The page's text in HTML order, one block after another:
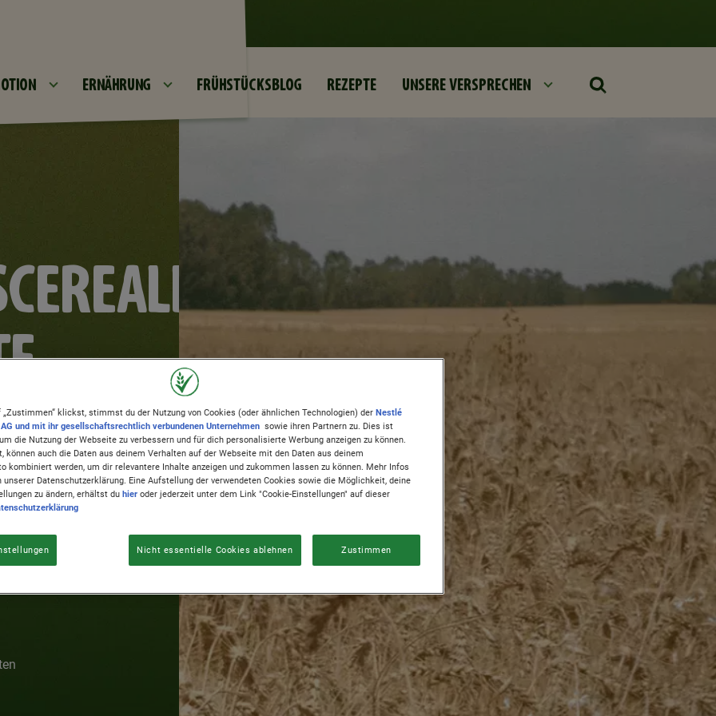
Direkt zum Inhalt
ERNÄHRUNG FRÜHSTÜCKSBLOG REZEPTE UNSERE VERSPRECHEN
„Zustimmen“ klickst, stimmst du der Nutzung von Cookies (oder ähnlichen Technologien) der Nestlé
und mit ihr gesellschaftsrechtlich verbundenen Unternehmen sowie ihren Partnern zu. Dies ist
die Nutzung der Webseite zu verbessern und für dich personalisierte Werbung anzeigen zu können.
können auch die Daten aus deinem Verhalten auf der Webseite mit den Daten aus deinem
kombiniert werden, um dir relevantere Inhalte anzeigen und zukommen lassen zu können. Mehr Infos
Datenschutzerklärung. Eine Aufstellung der verwendeten Cookies sowie die Möglichkeit, deine
zu ändern, erhältst du hier oder jederzeit unter dem Link "Cookie-Einstellungen" auf dieser
Nicht essentielle Cookies ablehnen Zustimmen